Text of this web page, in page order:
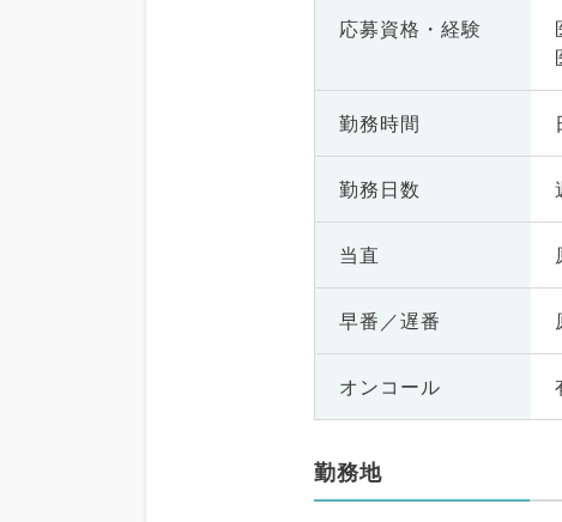
応募資格・ 経験
勤務時間
勤務日数
当直
早番／遅番
オンコール
勤務地